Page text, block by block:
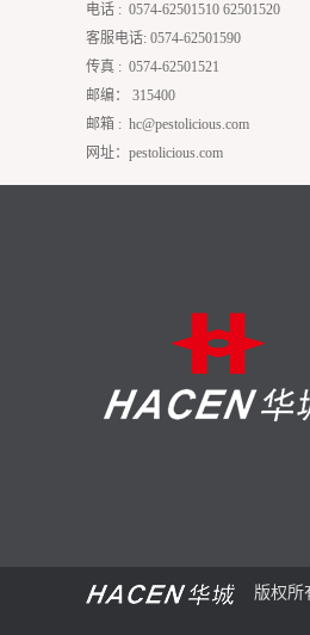
电话 : 0574-62501510 62501520
客服电话: 0574-62501590
传真 : 0574-62501521
邮编： 315400
邮箱 : hc@pestolicious.com
网址：pestolicious.com
版权所